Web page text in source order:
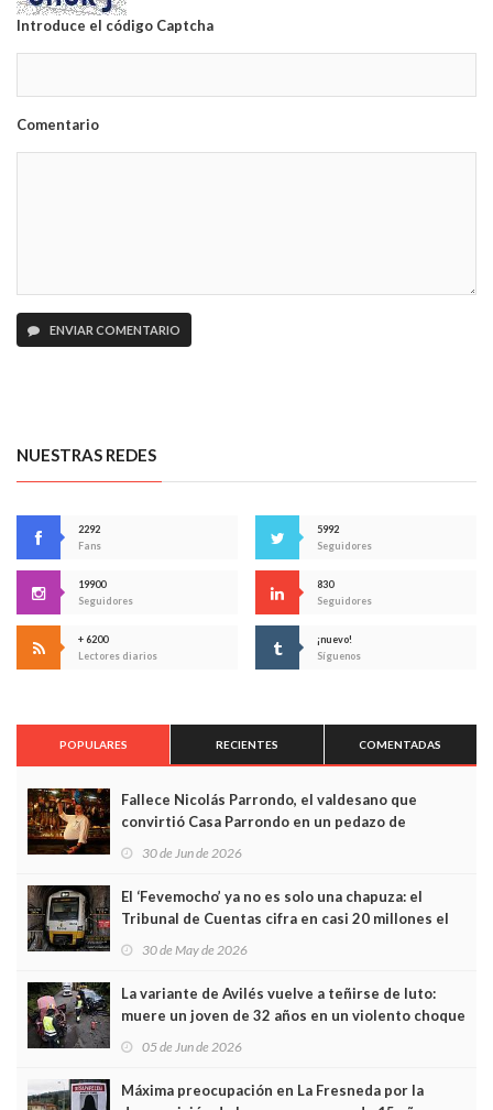
Introduce el código Captcha
Comentario
ENVIAR COMENTARIO
NUESTRAS REDES
2292
Fans
5992
Seguidores
19900
Seguidores
830
Seguidores
+ 6200
Lectores diarios
¡nuevo!
Síguenos
POPULARES RECIENTES COMENTADAS
Fallece Nicolás Parrondo, el valdesano que
convirtió Casa Parrondo en un pedazo de
Asturias en Madrid
30 de Jun de 2026
El ‘Fevemocho’ ya no es solo una chapuza: el
Tribunal de Cuentas cifra en casi 20 millones el
sobrecoste de los trenes que no cabían por los
30 de May de 2026
La variante de Avilés vuelve a teñirse de luto:
muere un joven de 32 años en un violento choque
frontal
05 de Jun de 2026
Máxima preocupación en La Fresneda por la